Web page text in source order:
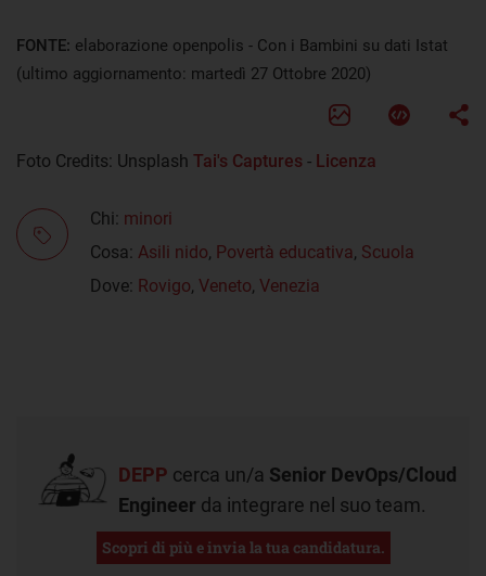
FONTE: elaborazione openpolis - Con i Bambini su dati Istat
(ultimo aggiornamento: martedì 27 Ottobre 2020)
Foto Credits: Unsplash Tai's Captures - Licenza
Chi: minori
Cosa: Asili nido, Povertà educativa, Scuola
Dove: Rovigo, Veneto, Venezia
DEPP cerca un/a Senior DevOps/Cloud
Engineer da integrare nel suo team.
Scopri di più e invia la tua candidatura.